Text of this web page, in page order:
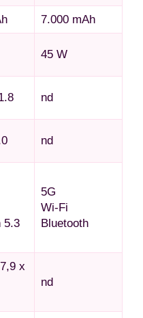
7.000 mAh
45 W
nd
nd
5.3
5G
Wi-Fi
Bluetooth
x
nd